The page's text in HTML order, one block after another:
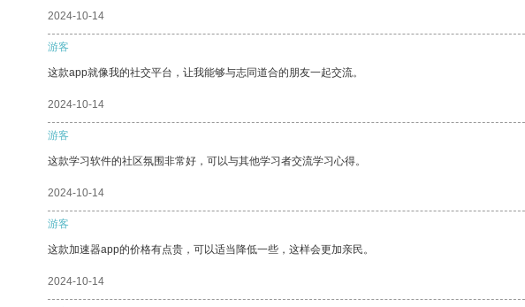
2024-10-14
游客
这款app就像我的社交平台，让我能够与志同道合的朋友一起交流。
2024-10-14
游客
这款学习软件的社区氛围非常好，可以与其他学习者交流学习心得。
2024-10-14
游客
这款加速器app的价格有点贵，可以适当降低一些，这样会更加亲民。
2024-10-14